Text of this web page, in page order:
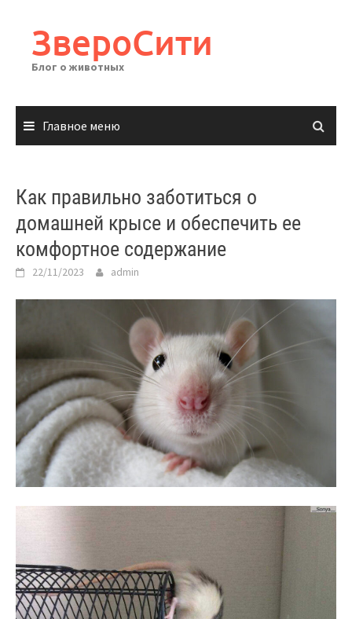
содержимому
ЗвероСити
Блог о животных
Главное меню
Как правильно заботиться о
домашней крысе и обеспечить ее
комфортное содержание
22/11/2023 admin